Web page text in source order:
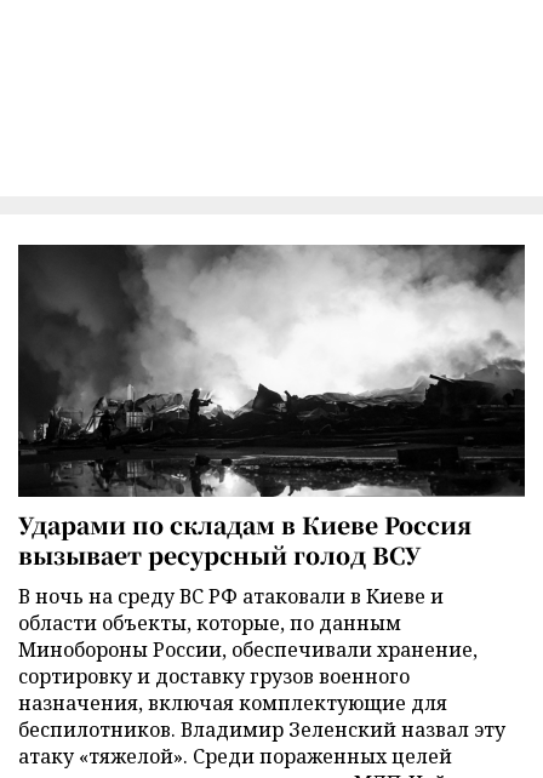
Ударами по складам в Киеве Россия
вызывает ресурсный голод ВСУ
В ночь на среду ВС РФ атаковали в Киеве и
области объекты, которые, по данным
Минобороны России, обеспечивали хранение,
сортировку и доставку грузов военного
назначения, включая комплектующие для
беспилотников. Владимир Зеленский назвал эту
атаку «тяжелой». Среди пораженных целей